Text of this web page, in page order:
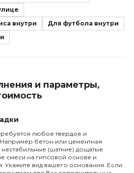
внутри
Для футбола внутри
и параметры,
любое твердое и
бетон или цементная
нестабильные (шаткие) дощатые
смеси на гипсовой основе и
вид вашего основания. Если